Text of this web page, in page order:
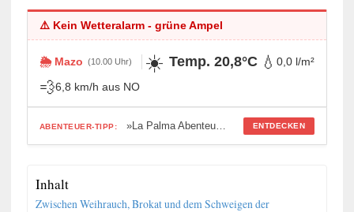
⚠️ Kein Wetteralarm - grüne Ampel
🌦️ Mazo (10.00 Uhr) ☀️ Temp. 20,8°C 💧0,0 l/m²
💨6,8 km/h aus NO
ABENTEUER-TIPP: »La Palma Abenteuer-Generator: 42 Missionen für Entdecker« ENTDECKEN
Inhalt
Zwischen Weihrauch, Brokat und dem Schweigen der